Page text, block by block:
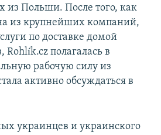
из Польши. После того, как
из крупнейших компаний,
по доставке домой
полагалась в
рабочую силу из
активно обсуждаться в
украинцев и украинского